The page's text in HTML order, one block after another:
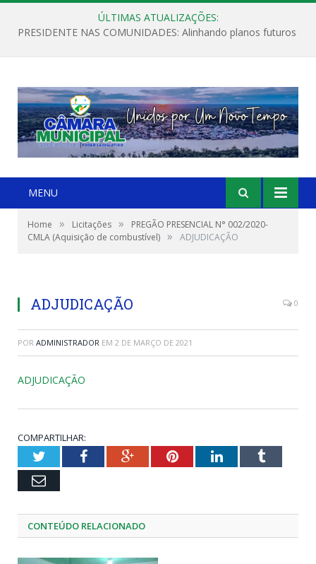
ÚLTIMAS ATUALIZAÇÕES:
PRESIDENTE NAS COMUNIDADES: Alinhando planos futuros
MENU
Home » Licitações »
PREGÃO PRESENCIAL N° 002/2020-
CMLA (Aquisição de combustível) » ADJUDICAÇÃO
ADJUDICAÇÃO 0
POR ADMINISTRADOR EM 2 DE MARÇO DE 2021
ADJUDICAÇÃO
COMPARTILHAR:
TwitterFacebookGoogle+PinterestLinkedInTumblr
Email
CONTEÚDO RELACIONADO